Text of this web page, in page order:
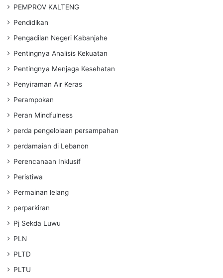
PEMPROV KALTENG
Pendidikan
Pengadilan Negeri Kabanjahe
Pentingnya Analisis Kekuatan
Pentingnya Menjaga Kesehatan
Penyiraman Air Keras
Perampokan
Peran Mindfulness
perda pengelolaan persampahan
perdamaian di Lebanon
Perencanaan Inklusif
Peristiwa
Permainan lelang
perparkiran
Pj Sekda Luwu
PLN
PLTD
PLTU